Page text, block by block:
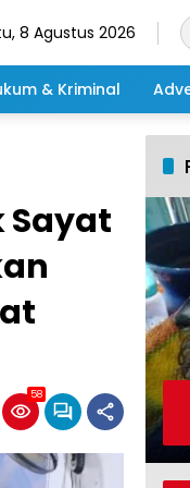
8 Agustus 2026
& Kriminal
Sayat
58